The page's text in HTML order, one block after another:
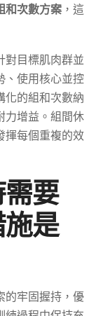
和次數方案 ，這
對目標肌肉群並
、使用核心並控
化的組和次數納
力增益。組間休
揮每個重複的效
要
是
的牢固握持，優